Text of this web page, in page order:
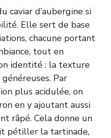
caviar d’aubergine si
Elle sert de base
chacune portant
tout en
identité : la texture
Par
plus acidulée, on
en y ajoutant aussi
râpé. Cela donne un
pétiller la tartinade,